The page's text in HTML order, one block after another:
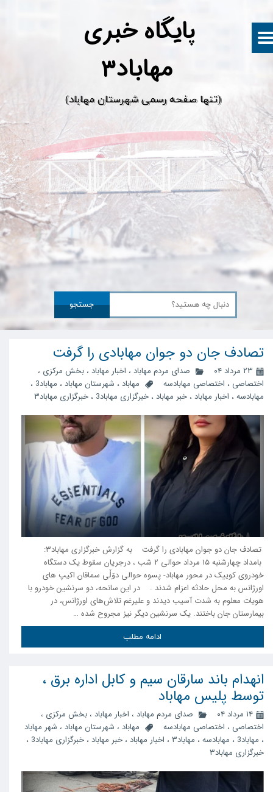
پایگاه خبری
​(تنها صفحه رسمی شهرستان مهاباد)
جستجو
تصادف جان دو جوان مهابادی را گرفت
۲۳ مرداد ۰۴ صدای مردم مهاباد ، اخبار مهاباد ، بخش مرکزی ،
اختصاصی ، اختصاصی مهابادسه مهاباد ، شهرستان مهاباد ، مهاباد3 ،
مهابادسه ، اخبار مهاباد ، خبر مهاباد ، خبرگزاری مهاباد3 ، خبرگزاری مهاباد۳
تصادف جان دو جوان مهابادی را گرفت به گزارش خبرگزاری مهاباد۳:
بامداد چهارشنبه ۱۵ مرداد حوالی ۲ شب ، درجریان سقوط یک دستگاه
خودروی کوییک در محور مهاباد- پسوه حوالی دۆڵی سماقان اکیپ های
اورژانس به محل حادثه اعزام شدند . در این سانحه، دو سرنشین خودرو با
هویات معلوم به شدت آسیب دیدند و علیرغم تلاش‌های اورژانس، در
بیمارستان جان باختند. یک سرنشین دیگر نیز مجروح شده …
ادامه مطلب
انهدام باند سارقان سیم و کابل اداره برق ،
توسط پلیس مهاباد
۱۴ مرداد ۰۴ صدای مردم مهاباد ، اخبار مهاباد ، بخش مرکزی ،
اختصاصی ، اختصاصی مهابادسه مهاباد ، شهرستان مهاباد ، شهر مهاباد
، مهاباد3 ، مهابادسه ، مهاباد۳ ، اخبار مهاباد ، خبر مهاباد ، خبرگزاری مهاباد3 ،
خبرگزاری مهاباد۳